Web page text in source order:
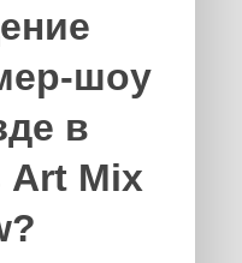
шоу
в
Art Mix